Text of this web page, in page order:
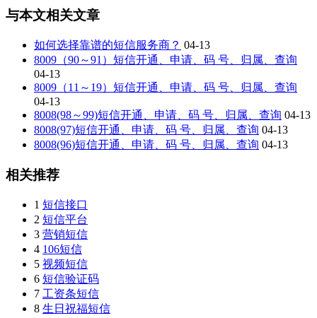
与本文相关文章
如何选择靠谱的短信服务商？ 04-13
8009（90～91）短信开通、申请、码 号、归属、查询
04-13
8009（11～19）短信开通、申请、码 号、归属、查询
04-13
8008(98～99)短信开通、申请、码 号、归属、查询 04-13
8008(97)短信开通、申请、码 号、归属、查询 04-13
8008(96)短信开通、申请、码 号、归属、查询 04-13
相关推荐
1 短信接口
2 短信平台
3 营销短信
4 106短信
5 视频短信
6 短信验证码
7 工资条短信
8 生日祝福短信